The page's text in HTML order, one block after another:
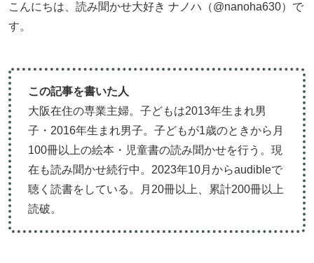
こんにちは、読み聞かせ大好き ナノハ（@nanoha630）で
す。
この記事を書いた人
大阪在住の専業主婦。子どもは2013年生まれ男
子・2016年生まれ男子。子どもが1歳のときから月
100冊以上の絵本・児童書の読み聞かせを行う。現
在も読み聞かせ続行中。2023年10月からaudibleで
聴く読書をしている。月20冊以上、累計200冊以上
読破。